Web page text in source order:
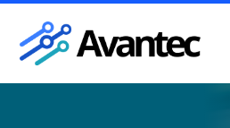
content